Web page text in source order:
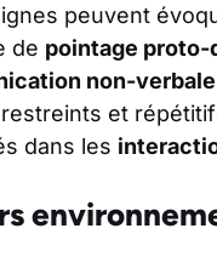
peuvent
de pointage
non-verbale
et
dans les